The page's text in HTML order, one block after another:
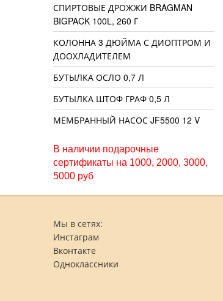
СПИРТОВЫЕ ДРОЖЖИ BRAGMAN
BIGPACK 100L, 260 Г
КОЛОННА 3 ДЮЙМА С ДИОПТРОМ И
ДООХЛАДИТЕЛЕМ
БУТЫЛКА ОСЛО 0,7 Л
БУТЫЛКА ШТОФ ГРАФ 0,5 Л
МЕМБРАННЫЙ НАСОС JF5500 12 V
В наличии подарочные
сертификаты на 1000, 2000, 3000,
5000 руб
Мы в сетях:
Инстаграм
Вконтакте
Одноклассники